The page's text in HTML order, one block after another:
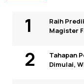
Raih
Magister
Tahapan
Dimulai,